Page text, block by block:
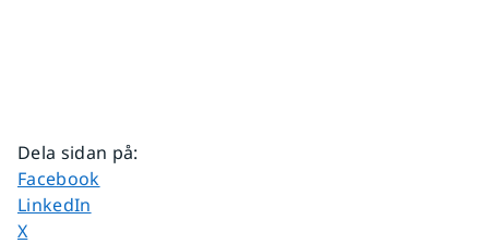
Dela sidan på:
Dela sidan på
Facebook
Dela sidan på
LinkedIn
Dela sidan på
X